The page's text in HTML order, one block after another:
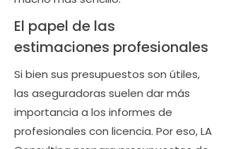
El papel de las
estimaciones profesionales
Si bien sus presupuestos son útiles,
las aseguradoras suelen dar más
importancia a los informes de
profesionales con licencia. Por eso, LA